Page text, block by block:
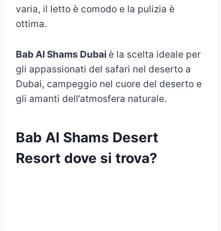
varia, il letto è comodo e la pulizia è
ottima.
Bab Al Shams Dubai è la scelta ideale per
gli appassionati del safari nel deserto a
Dubai, campeggio nel cuore del deserto e
gli amanti dell’atmosfera naturale.
Bab Al Shams Desert
Resort dove si trova?